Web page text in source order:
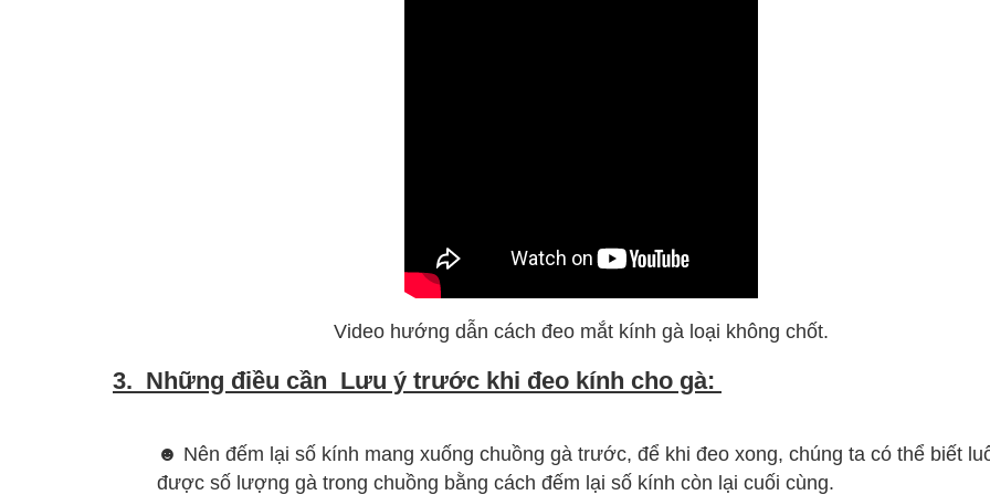
Video hướng dẫn cách đeo mắt kính gà loại không chốt.
3. Những điều cần Lưu ý trước khi đeo kính cho gà:
☻ Nên đếm lại số kính mang xuống chuồng gà trước, để khi đeo xong, chúng ta có thể biết
được số lượng gà trong chuồng bằng cách đếm lại số kính còn lại cuối cùng.